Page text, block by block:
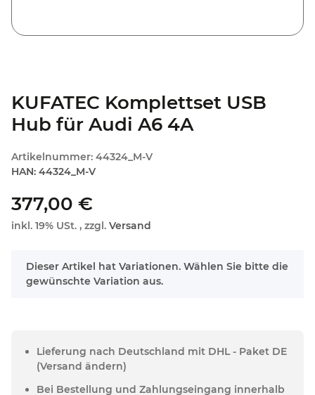
KUFATEC Komplettset USB
Hub für Audi A6 4A
Artikelnummer: 44324_M-V
HAN: 44324_M-V
377,00 €
inkl. 19% USt. , zzgl. Versand
x
Dieser Artikel hat Variationen. Wählen Sie bitte die
gewünschte Variation aus.
Lieferung nach Deutschland mit DHL - Paket DE
(Versand ändern)
Bei Bestellung und Zahlungseingang innerhalb